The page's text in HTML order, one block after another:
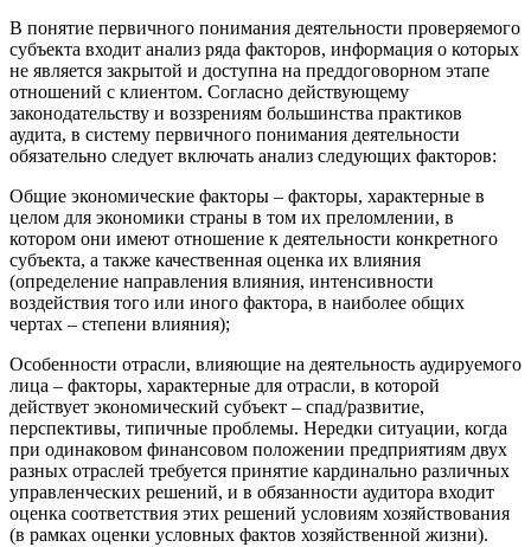
В понятие первичного понимания деятельности проверяемого
субъекта входит анализ ряда факторов, информация о которых
не является закрытой и доступна на преддоговорном этапе
отношений с клиентом. Согласно действующему
законодательству и воззрениям большинства практиков
аудита, в систему первичного понимания деятельности
обязательно следует включать анализ следующих факторов:
Общие экономические факторы – факторы, характерные в
целом для экономики страны в том их преломлении, в
котором они имеют отношение к деятельности конкретного
субъекта, а также качественная оценка их влияния
(определение направления влияния, интенсивности
воздействия того или иного фактора, в наиболее общих
чертах – степени влияния);
Особенности отрасли, влияющие на деятельность аудируемого
лица – факторы, характерные для отрасли, в которой
действует экономический субъект – спад/развитие,
перспективы, типичные проблемы. Нередки ситуации, когда
при одинаковом финансовом положении предприятиям двух
разных отраслей требуется принятие кардинально различных
управленческих решений, и в обязанности аудитора входит
оценка соответствия этих решений условиям хозяйствования
(в рамках оценки условных фактов хозяйственной жизни).